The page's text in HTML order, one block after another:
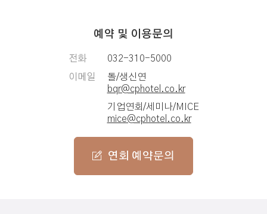
예약 및 이용문의
전화
032-310-5000
이메일
돌/생신연
bqr@cphotel.co.kr
기업연회/세미나/MICE
mice@cphotel.co.kr
연회 예약문의